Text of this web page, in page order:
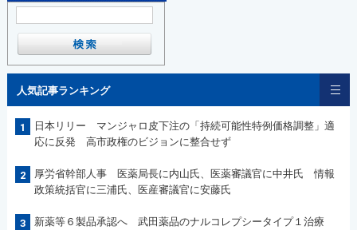
人気記事ランキング
1
日本リリー マンジャロ皮下注の「持続可能性特例価格調整」適
応に反発 高市政権のビジョンに整合せず
2
厚労省幹部人事 医薬局長に内山氏、医薬審議官に中井氏 情報
政策統括官に三浦氏、医産審議官に安藤氏
3
新薬等６製品承認へ 武田薬品のナルコレプシータイプ１治療